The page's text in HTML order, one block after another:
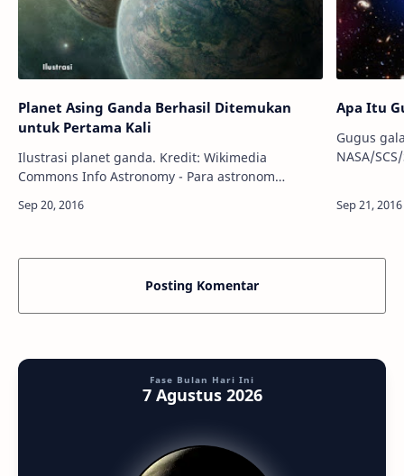
Planet Asing Ganda Berhasil Ditemukan
untuk Pertama Kali
Ilustrasi planet ganda. Kredit: Wikimedia
Commons Info Astronomy - Para astronom
dua planet yang saling mengorbit satu sama lain,
Apa Itu
Gugus
NASA/
sebag…
Posting Komentar
Fase Bulan Hari Ini
7 Agustus 2026